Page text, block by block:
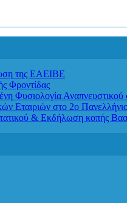
της ΕΑΕΙΒΕ
Φροντίδας
Αναπνευστικού
Εταιριών στο 2ο Πανελλήνιο
& Εκδήλωση κοπής